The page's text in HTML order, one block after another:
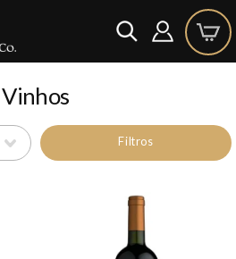
Vinhos
Filtros